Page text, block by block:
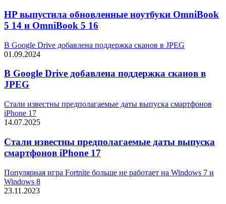
HP выпустила обновленные ноутбуки OmniBook
5 14 и OmniBook 5 16
В Google Drive добавлена поддержка сканов в JPEG
01.09.2024
В Google Drive добавлена поддержка сканов в
JPEG
Стали известны предполагаемые даты выпуска смартфонов
iPhone 17
14.07.2025
Стали известны предполагаемые даты выпуска
смартфонов iPhone 17
Популярная игра Fortnite больше не работает на Windows 7 и
Windows 8
23.11.2023